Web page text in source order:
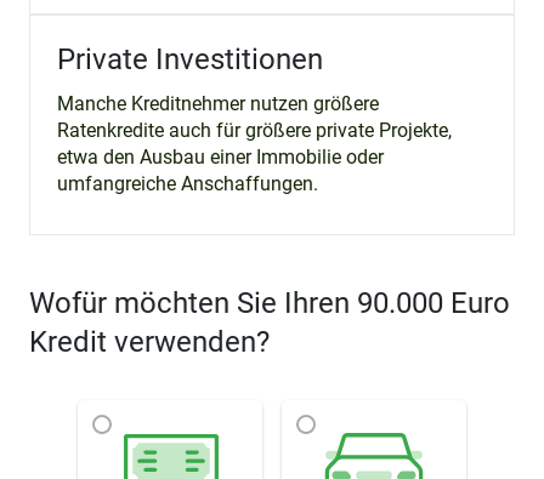
Private Investitionen
Manche Kreditnehmer nutzen größere
Ratenkredite auch für größere private Projekte,
etwa den Ausbau einer Immobilie oder
umfangreiche Anschaffungen.
Wofür möchten Sie Ihren 90.000 Euro
Kredit verwenden?